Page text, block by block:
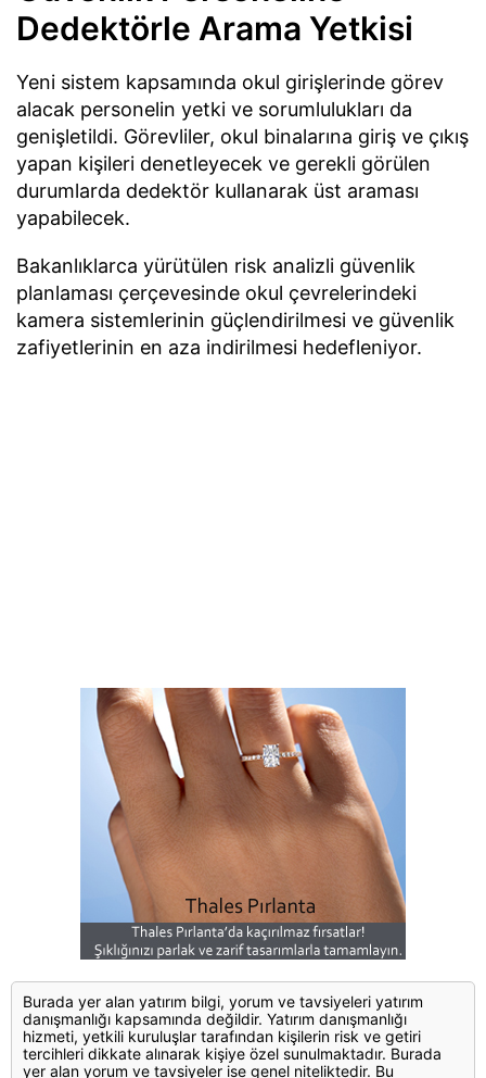
Dedektörle Arama Yetkisi
Yeni sistem kapsamında okul girişlerinde görev
alacak personelin yetki ve sorumlulukları da
genişletildi. Görevliler, okul binalarına giriş ve çıkış
yapan kişileri denetleyecek ve gerekli görülen
durumlarda dedektör kullanarak üst araması
yapabilecek.
Bakanlıklarca yürütülen risk analizli güvenlik
planlaması çerçevesinde okul çevrelerindeki
kamera sistemlerinin güçlendirilmesi ve güvenlik
zafiyetlerinin en aza indirilmesi hedefleniyor.
Burada yer alan yatırım bilgi, yorum ve tavsiyeleri yatırım
danışmanlığı kapsamında değildir. Yatırım danışmanlığı
hizmeti, yetkili kuruluşlar tarafından kişilerin risk ve getiri
tercihleri dikkate alınarak kişiye özel sunulmaktadır. Burada
yer alan yorum ve tavsiyeler ise genel niteliktedir. Bu